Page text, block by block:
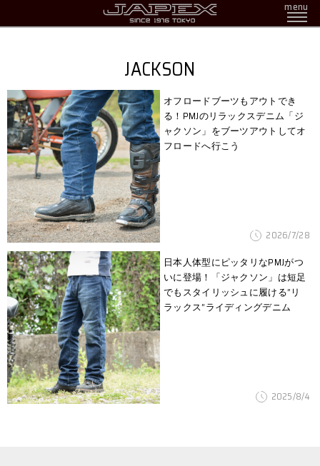
menu
JACKSON
オフロードブーツもアウトでき
る！PMJのリラックスデニム「ジ
ャクソン」をブーツアウトしてオ
フロードへ行こう
2026/7/28
日本人体型にピッタリなPMJがつ
いに登場！「ジャクソン」は短足
でもスタイリッシュに履ける”リ
ラックス”ライディングデニム
2025/8/4